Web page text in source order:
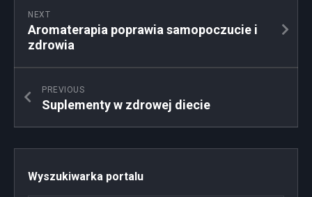
NEXT
Aromaterapia poprawia samopoczucie i
zdrowia
PREVIOUS
Suplementy w zdrowej diecie
Wyszukiwarka portalu